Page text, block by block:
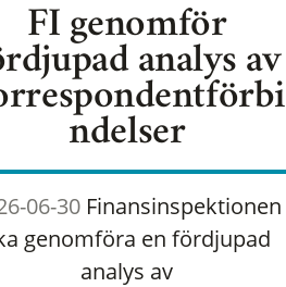
FI genomför
analys av
ndelser
06-30 Finansinspektionen
genomföra en fördjupad
analys av